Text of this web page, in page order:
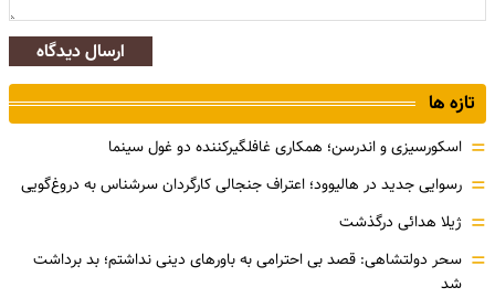
ارسال دیدگاه
تازه ها
= اسکورسیزی و اندرسن؛ همکاری غافلگیرکننده دو غول سینما
= رسوایی جدید در هالیوود؛ اعتراف جنجالی کارگردان سرشناس به دروغ‌گویی
= ژیلا هدائی درگذشت
= سحر دولتشاهی: قصد بی احترامی به باورهای دینی نداشتم؛ بد برداشت
شد